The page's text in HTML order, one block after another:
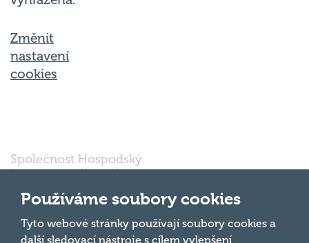
Změnit
nastavení
cookies
Společnost Hospodský
kvíz s.r.o., sídlem Nové
602 00 Brno, IČ:
03980138, DIČ:
CZ03980138 je vedena
Nahoru
Používáme soubory cookies
Tyto webové stránky používají soubory cookies a
další sledovací nástroje s cílem vylepšení